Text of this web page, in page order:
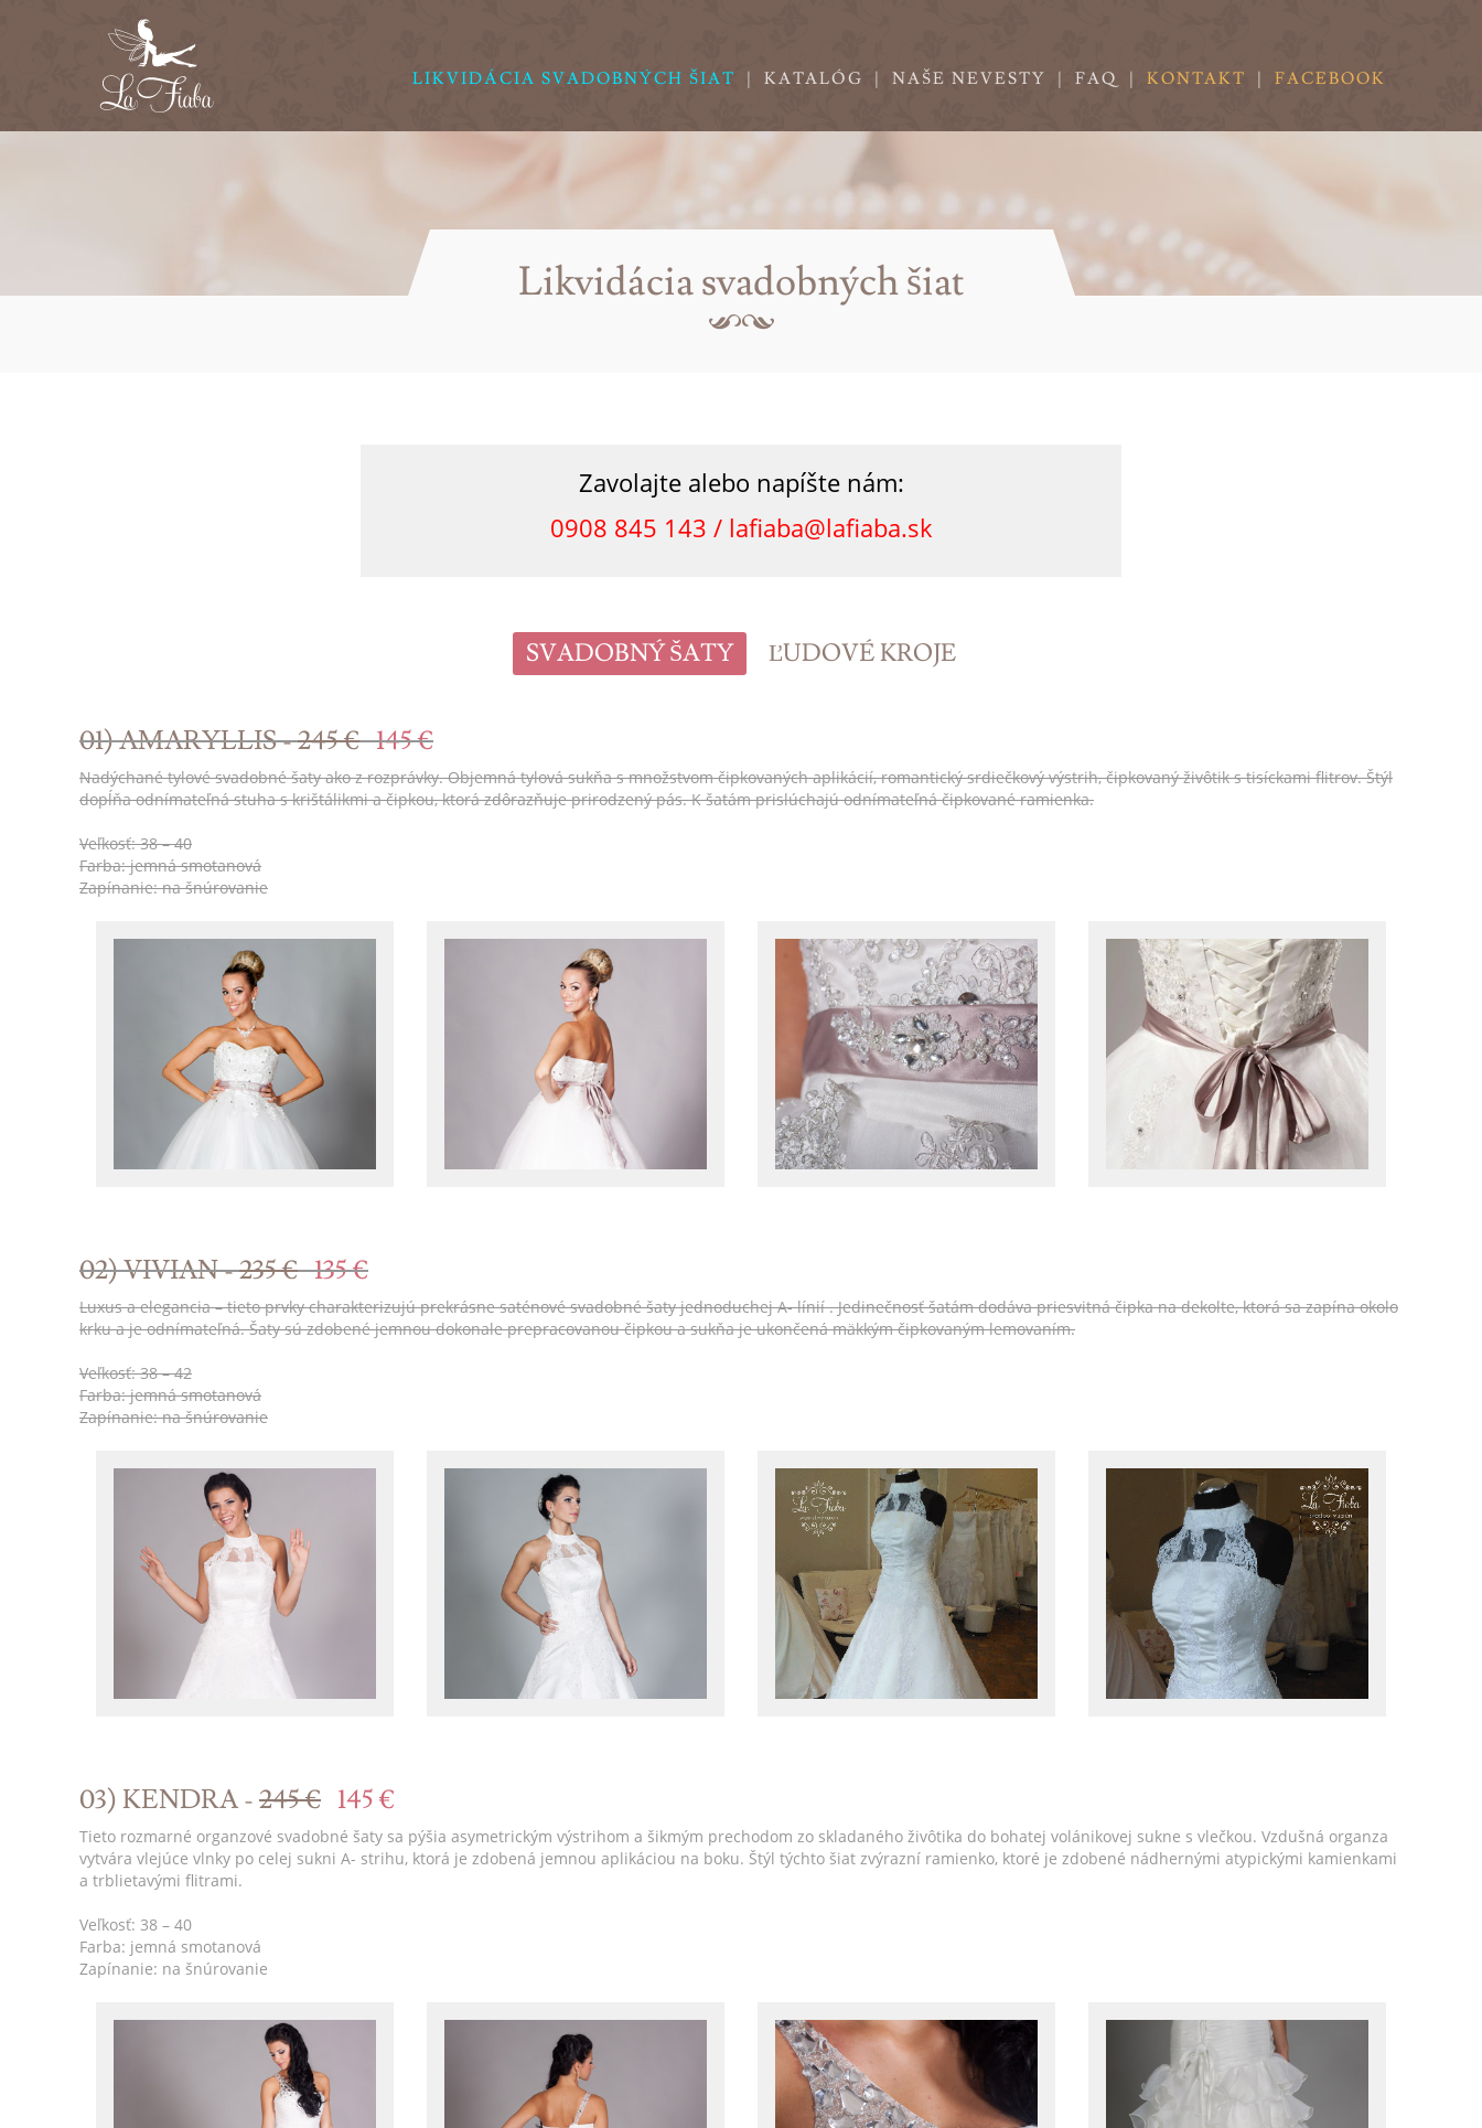
LIKVIDÁCIA SVADOBNÝCH ŠIAT | KATALÓG | NAŠE NEVESTY | FAQ | KONTAKT | FACEBOOK
Likvidácia svadobných šiat
Zavolajte alebo napíšte nám:
0908 845 143 / lafiaba@lafiaba.sk
SVADOBNÝ ŠATY ĽUDOVÉ KROJE
01) AMARYLLIS -245 € 145 €
Nadýchané tylové svadobné šaty ako z rozprávky. Objemná tylová sukňa s množstvom čipkovaných aplikácií, romantický srdiečkový výstrih, čipkovaný živôtik s tisíckami flitrov. Štýl
dopĺňa odnímateľná stuha s krištálikmi a čipkou, ktorá zdôrazňuje prirodzený pás. K šatám prislúchajú odnímateľná čipkované ramienka.
Veľkosť: 38 – 40
Farba: jemná smotanová
Zapínanie: na šnúrovanie
02) VIVIAN -235 € 135 €
Luxus a elegancia – tieto prvky charakterizujú prekrásne saténové svadobné šaty jednoduchej A- línií . Jedinečnosť šatám dodáva priesvitná čipka na dekolte, ktorá sa zapína okolo
krku a je odnímateľná. Šaty sú zdobené jemnou dokonale prepracovanou čipkou a sukňa je ukončená mäkkým čipkovaným lemovaním.
Veľkosť: 38 – 42
Farba: jemná smotanová
Zapínanie: na šnúrovanie
03) KENDRA -245 € 145 €
Tieto rozmarné organzové svadobné šaty sa pýšia asymetrickým výstrihom a šikmým prechodom zo skladaného živôtika do bohatej volánikovej sukne s vlečkou. Vzdušná organza
vytvára vlejúce vlnky po celej sukni A- strihu, ktorá je zdobená jemnou aplikáciou na boku. Štýl týchto šiat zvýrazní ramienko, ktoré je zdobené nádhernými atypickými kamienkami
a trblietavými flitrami.
Veľkosť: 38 – 40
Farba: jemná smotanová
Zapínanie: na šnúrovanie